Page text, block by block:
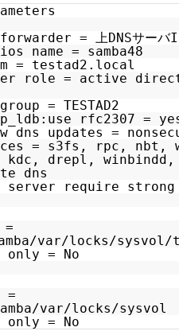
= 上DNSサーバ
name = samba48
= testad2.local
role = active
= TESTAD2
rfc2307 =
dns updates =
= s3fs, rpc, nbt,
drepl, winbindd,
dns
server require strong
=
var/locks/
only = No
=
var/locks/sysvol
only = No